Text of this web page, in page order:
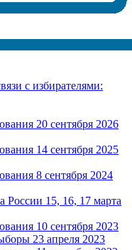
с избирателями:
20 сентября 2026
14 сентября 2025
8 сентября 2024
15, 16, 17 марта
10 сентября 2023
23 апреля 2023